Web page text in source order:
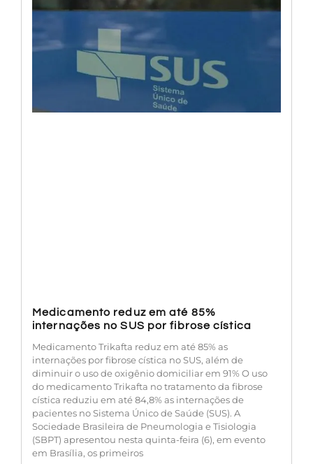
Medicamento reduz em até 85%
internações no SUS por fibrose cística
Medicamento Trikafta reduz em até 85% as
internações por fibrose cística no SUS, além de
diminuir o uso de oxigênio domiciliar em 91% O uso
do medicamento Trikafta no tratamento da fibrose
cística reduziu em até 84,8% as internações de
pacientes no Sistema Único de Saúde (SUS). A
Sociedade Brasileira de Pneumologia e Tisiologia
(SBPT) apresentou nesta quinta-feira (6), em evento
em Brasília, os primeiros